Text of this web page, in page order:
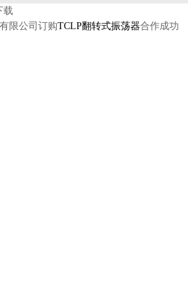
载
限公司订购TCLP翻转式振荡器合作成功